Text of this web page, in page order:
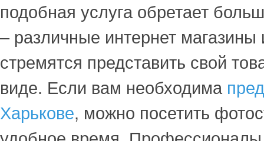
подобная услуга обретает
– различные интернет магазины
стремятся представить свой
виде. Если вам необходима
Харькове, можно посетить